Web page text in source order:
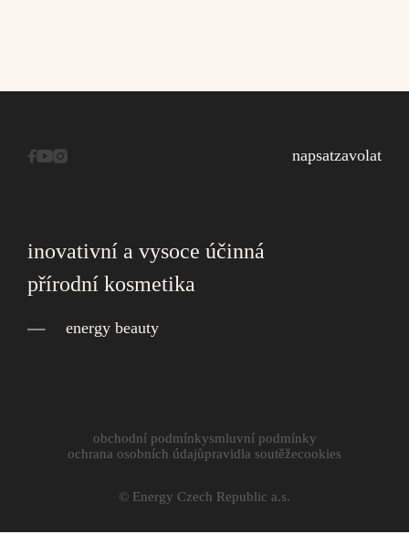
napsatzavolat
inovativní a vysoce účinná
přírodní kosmetika
energy beauty
© Energy Czech Republic a.s.
obchodní podmínkysmluvní podmínky
ochrana osobních údajůpravidla soutěžecookies